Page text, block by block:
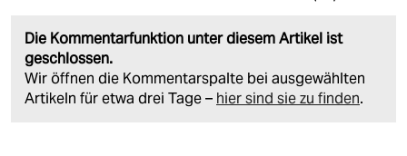
Die Kommentarfunktion unter diesem Artikel ist
geschlossen.
Wir öffnen die Kommentarspalte bei ausgewählten
Artikeln für etwa drei Tage – hier sind sie zu finden.